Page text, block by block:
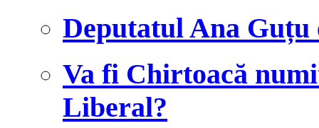
Deputatul Ana Guțu
Va fi Chirtoacă
Liberal?